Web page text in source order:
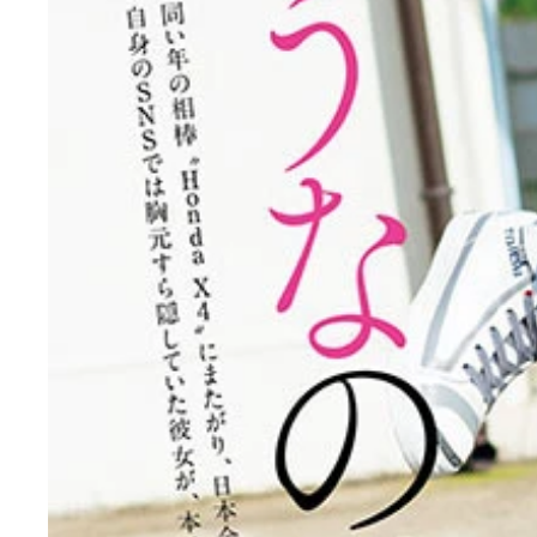
『週刊プレイボーイ』に水着グラビアで登場した